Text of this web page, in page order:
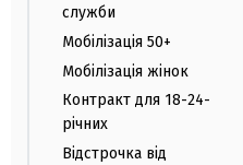
служби
Мобілізація 50+
Мобілізація жінок
Контракт для 18-24-
річних
Відстрочка від